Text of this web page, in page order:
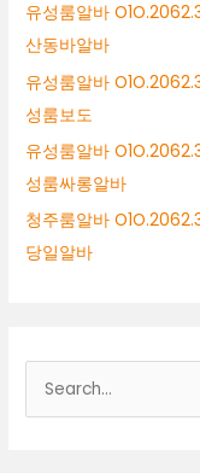
유성룸알바
산동바알바
유성룸알바
성룸보도
유성룸알바
성룸싸롱알바
청주룸알바
당일알바
색